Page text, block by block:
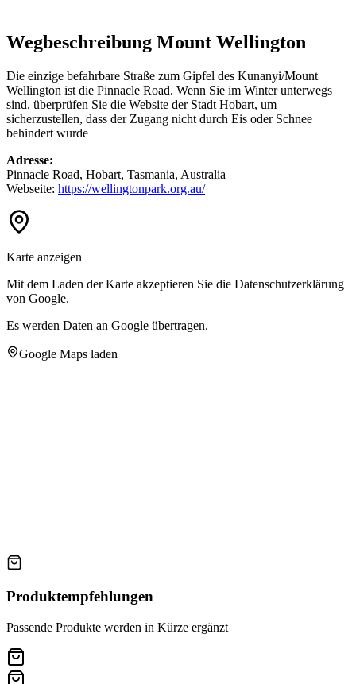
Wegbeschreibung Mount Wellington
Die einzige befahrbare Straße zum Gipfel des Kunanyi/Mount
Wellington ist die Pinnacle Road. Wenn Sie im Winter unterwegs
sind, überprüfen Sie die Website der Stadt Hobart, um
sicherzustellen, dass der Zugang nicht durch Eis oder Schnee
behindert wurde
Adresse:
Pinnacle Road, Hobart, Tasmania, Australia
Webseite: https://wellingtonpark.org.au/
Karte anzeigen
Mit dem Laden der Karte akzeptieren Sie die Datenschutzerklärung
von Google.
Es werden Daten an Google übertragen.
Google Maps laden
Produktempfehlungen
Passende Produkte werden in Kürze ergänzt